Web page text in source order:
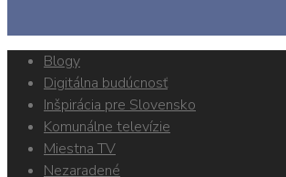
Blogy
Digitálna budúcnosť
Inšpirácia pre Slovensko
Komunálne televízie
Miestna TV
Nezaradené